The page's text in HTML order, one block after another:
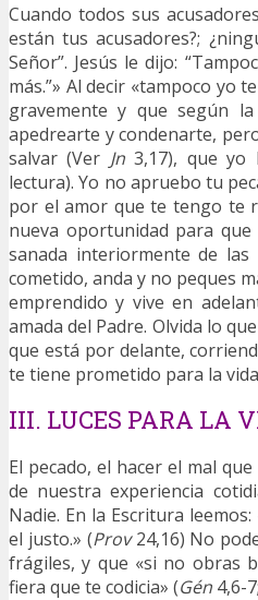
Cuando todos sus
están tus acusadores?;
Señor”. Jesús le dijo:
más.”» Al decir «tampoco yo
gravemente y que según
apedrearte y condenarte,
salvar (Ver Jn3,17), que yo
lectura). Yo no apruebo tu
por el amor que te tengo te
nueva oportunidad para
sanada interiormente de
cometido, anda y no peques
emprendido y vive en
amada del Padre. Olvida lo
que está por delante,
te tiene prometido para la
III. LUCES PARA LA
El pecado, el hacer el mal
de nuestra experiencia
Nadie. En la Escritura
el justo.» (Prov24,16) No
frágiles, y que «si no obras
fiera que te codicia» (Gén 4,6-